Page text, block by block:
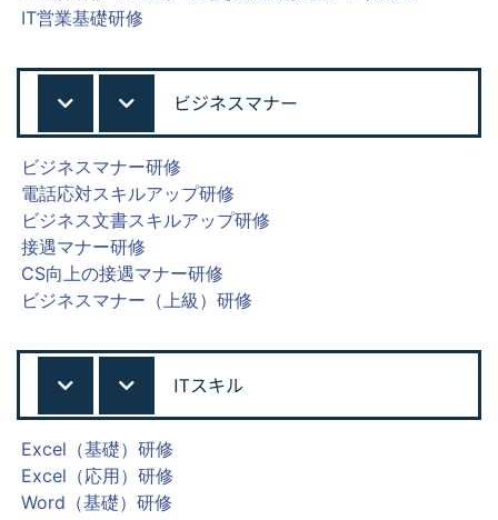
IT営業基礎研修
ビジネスマナー
ビジネスマナー研修
電話応対スキルアップ研修
ビジネス文書スキルアップ研修
接遇マナー研修
CS向上の接遇マナー研修
ビジネスマナー（上級）研修
ITスキル
Excel（基礎）研修
Excel（応用）研修
Word（基礎）研修